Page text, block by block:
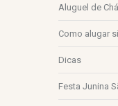
Aluguel de
Como alugar
Dicas
Festa Junina